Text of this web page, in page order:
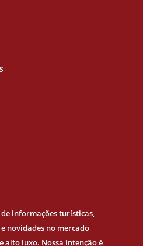
de informações turísticas,
novidades no mercado
alto luxo. Nossa intenção é